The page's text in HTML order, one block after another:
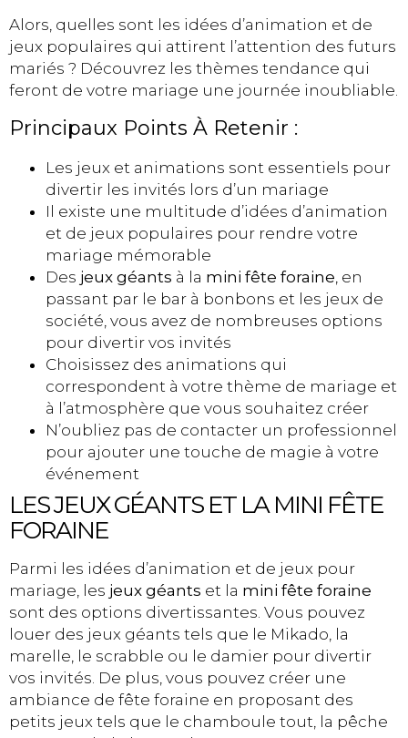
Alors, quelles sont les idées d’animation et de
jeux populaires qui attirent l’attention des futurs
mariés ? Découvrez les thèmes tendance qui
feront de votre mariage une journée inoubliable.
Principaux Points À Retenir :
Les jeux et animations sont essentiels pour
divertir les invités lors d’un mariage
Il existe une multitude d’idées d’animation
et de jeux populaires pour rendre votre
mariage mémorable
Des jeux géants à la mini fête foraine , en
passant par le bar à bonbons et les jeux de
société, vous avez de nombreuses options
pour divertir vos invités
Choisissez des animations qui
correspondent à votre thème de mariage et
à l’atmosphère que vous souhaitez créer
N’oubliez pas de contacter un professionnel
pour ajouter une touche de magie à votre
événement
LES JEUX GÉANTS ET LA MINI FÊTE
FORAINE
Parmi les idées d’animation et de jeux pour
mariage, les jeux géants et la mini fête foraine
sont des options divertissantes. Vous pouvez
louer des jeux géants tels que le Mikado, la
marelle, le scrabble ou le damier pour divertir
vos invités. De plus, vous pouvez créer une
ambiance de fête foraine en proposant des
petits jeux tels que le chamboule tout, la pêche